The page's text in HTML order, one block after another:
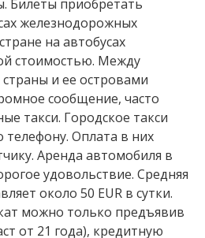
Билеты приобретать
железнодорожных
на автобусах
стоимостью. Между
и ее островами
сообщение, часто
такси. Городское такси
Оплата в них
Аренда автомобиля в
удовольствие. Средняя
около 50 EUR в сутки.
можно только предъявив
от 21 года), кредитную